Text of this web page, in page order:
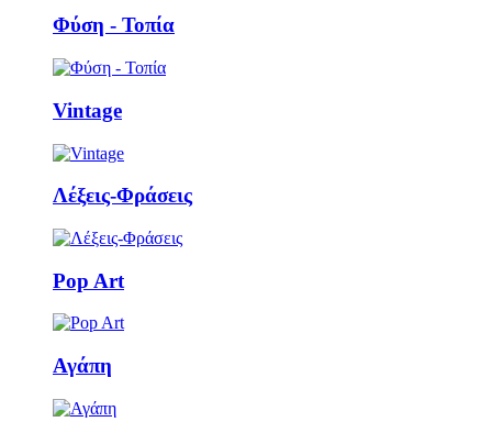
Φύση - Τοπία
Vintage
Λέξεις-Φράσεις
Pop Art
Αγάπη